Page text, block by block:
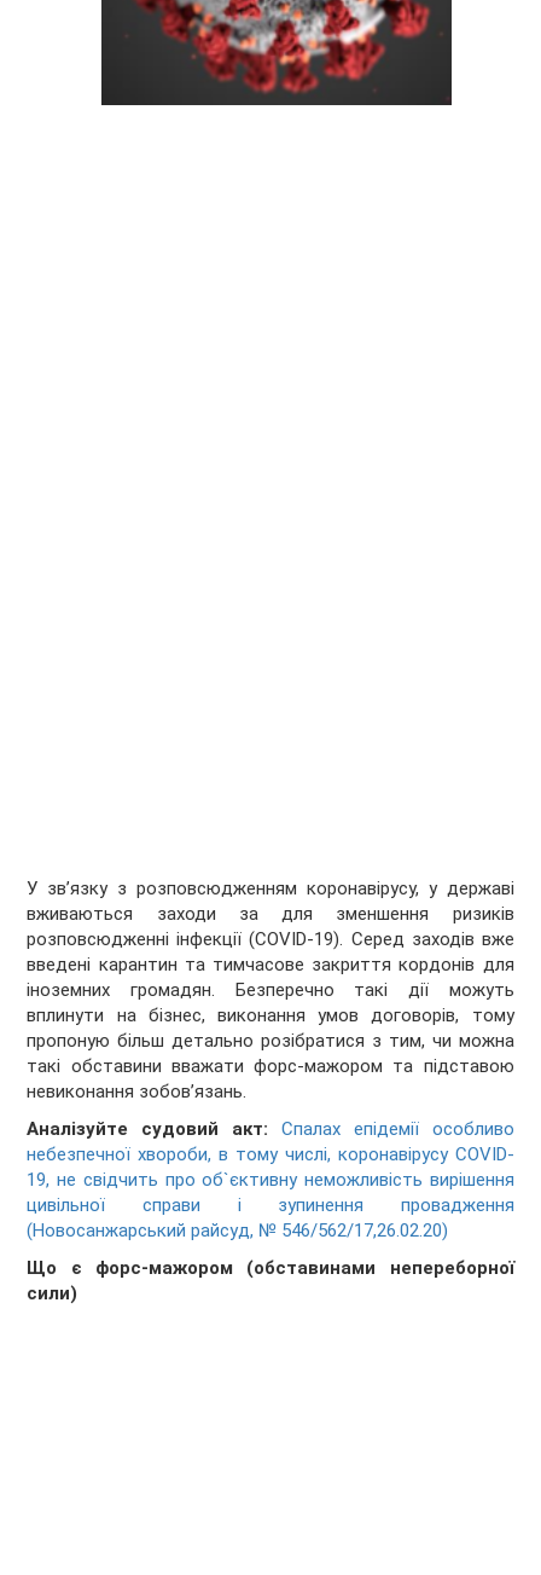
У зв’язку з розповсюдженням коронавірусу, у державі
вживаються заходи за для зменшення ризиків
розповсюдженні інфекції (COVID-19). Серед заходів вже
введені карантин та тимчасове закриття кордонів для
іноземних громадян. Безперечно такі дії можуть
вплинути на бізнес, виконання умов договорів, тому
пропоную більш детально розібратися з тим, чи можна
такі обставини вважати форс-мажором та підставою
невиконання зобов’язань.
Аналізуйте судовий акт:
Спалах епідемії особливо
небезпечної хвороби, в тому числі, коронавірусу COVID-
19, не свідчить про об`єктивну неможливість вирішення
цивільної справи і зупинення провадження
(Новосанжарський райсуд, № 546/562/17,26.02.20)
Що є форс-мажором (обставинами непереборної
сили)